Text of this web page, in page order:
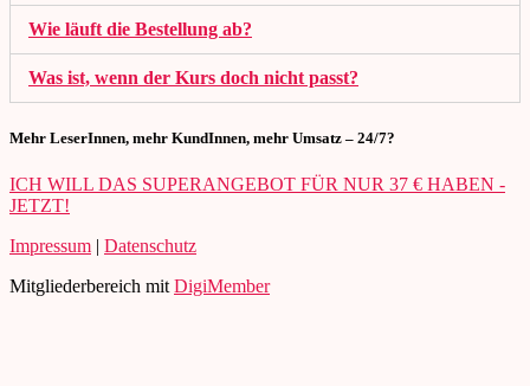
Wie läuft die Bestellung ab?
Was ist, wenn der Kurs doch nicht passt?
Mehr LeserInnen, mehr KundInnen, mehr Umsatz – 24/7?
ICH WILL DAS SUPERANGEBOT FÜR NUR 37 € HABEN -
JETZT!
Impressum | Datenschutz
Mitgliederbereich mit DigiMember